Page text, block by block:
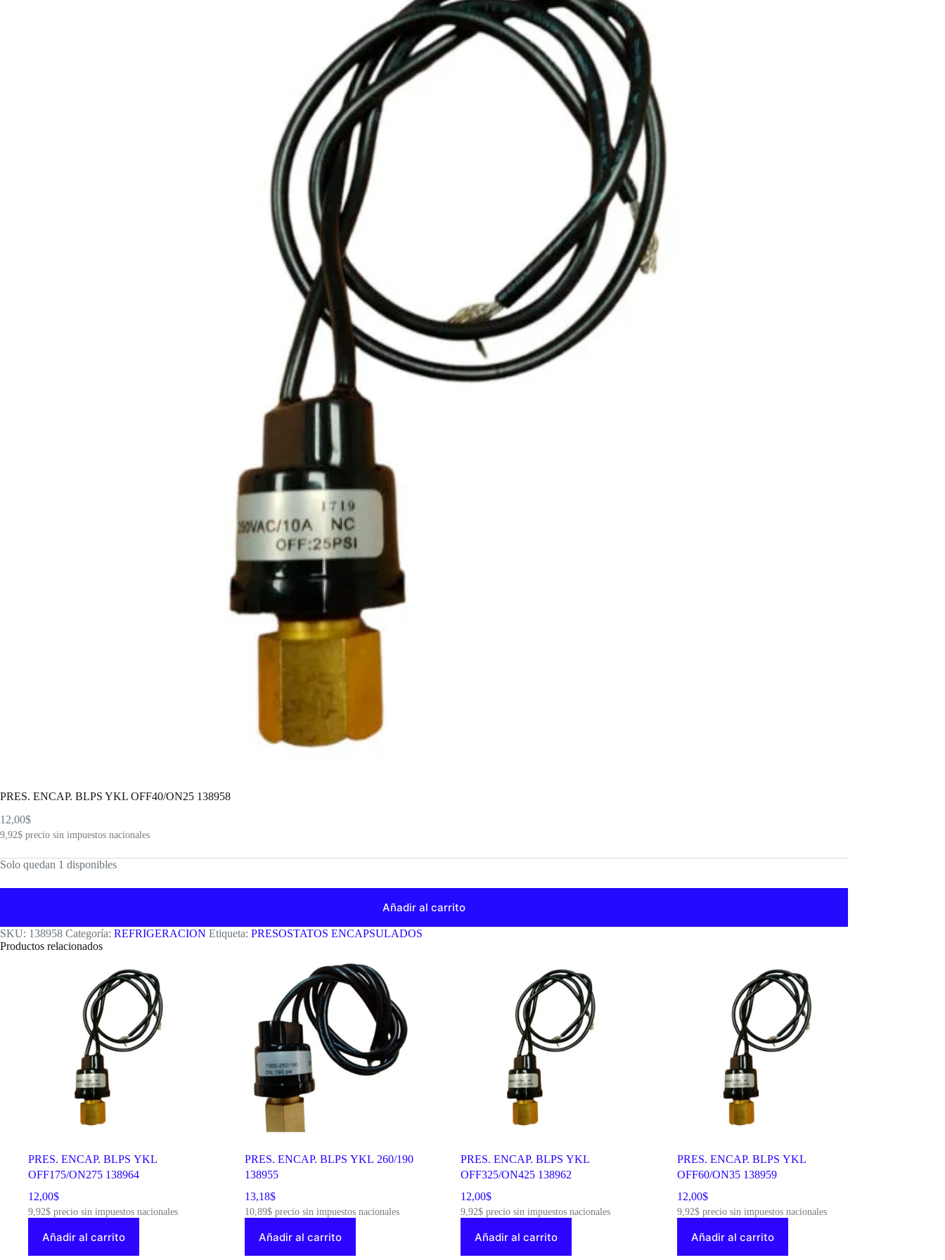
PRES. ENCAP. BLPS YKL OFF40/ON25 138958
12,00$
9,92$ precio sin impuestos nacionales
Solo quedan 1 disponibles
Añadir al carrito
SKU: 138958 Categoría: REFRIGERACION Etiqueta: PRESOSTATOS ENCAPSULADOS
Productos relacionados
PRES. ENCAP. BLPS YKL
OFF175/ON275 138964
12,00$
9,92$ precio sin impuestos nacionales
Añadir al carrito
PRES. ENCAP. BLPS YKL 260/190
138955
13,18$
10,89$precio sin impuestos nacionales
Añadir al carrito
PRES. ENCAP. BLPS YKL
OFF325/ON425 138962
12,00$
9,92$ precio sin impuestos nacionales
Añadir al carrito
PRES. ENCAP. BLPS YKL
OFF60/ON35 138959
12,00$
9,92$precio sin impuestos nacionales
Añadir al carrito